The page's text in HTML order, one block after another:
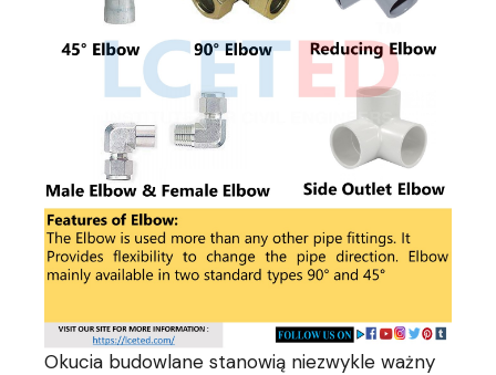
Okucia budowlane stanowią niezwykle ważny